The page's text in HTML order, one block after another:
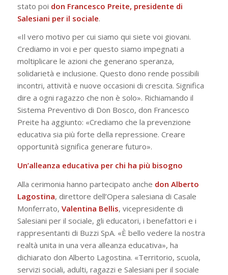
stato poi don Francesco Preite, presidente di
Salesiani per il sociale.
«Il vero motivo per cui siamo qui siete voi giovani.
Crediamo in voi e per questo siamo impegnati a
moltiplicare le azioni che generano speranza,
solidarietà e inclusione. Questo dono rende possibili
incontri, attività e nuove occasioni di crescita. Significa
dire a ogni ragazzo che non è solo». Richiamando il
Sistema Preventivo di Don Bosco, don Francesco
Preite ha aggiunto: «Crediamo che la prevenzione
educativa sia più forte della repressione. Creare
opportunità significa generare futuro».
Un’alleanza educativa per chi ha più bisogno
Alla cerimonia hanno partecipato anche don Alberto
Lagostina, direttore dell’Opera salesiana di Casale
Monferrato, Valentina Bellis, vicepresidente di
Salesiani per il sociale, gli educatori, i benefattori e i
rappresentanti di Buzzi SpA. «È bello vedere la nostra
realtà unita in una vera alleanza educativa», ha
dichiarato don Alberto Lagostina. «Territorio, scuola,
servizi sociali, adulti, ragazzi e Salesiani per il sociale